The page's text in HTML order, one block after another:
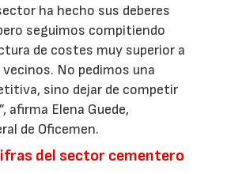
ha hecho sus deberes
seguimos compitiendo
de costes muy superior a
No pedimos una
sino dejar de competir
afirma Elena Guede,
de Oficemen.
del sector cementero